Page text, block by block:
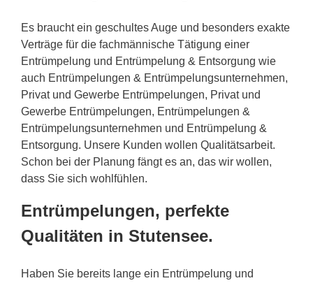
Es braucht ein geschultes Auge und besonders exakte
Verträge für die fachmännische Tätigung einer
Entrümpelung und Entrümpelung & Entsorgung wie
auch Entrümpelungen & Entrümpelungsunternehmen,
Privat und Gewerbe Entrümpelungen, Privat und
Gewerbe Entrümpelungen, Entrümpelungen &
Entrümpelungsunternehmen und Entrümpelung &
Entsorgung. Unsere Kunden wollen Qualitätsarbeit.
Schon bei der Planung fängt es an, das wir wollen,
dass Sie sich wohlfühlen.
Entrümpelungen, perfekte
Qualitäten in Stutensee.
Haben Sie bereits lange ein Entrümpelung und